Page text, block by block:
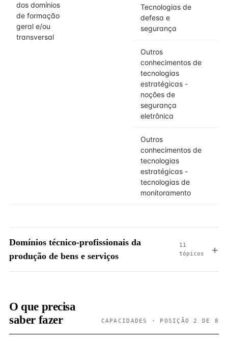
dos domínios
de formação
geral e/ou
transversal
Tecnologias de
defesa e
segurança
Outros
conhecimentos de
tecnologias
estratégicas -
noções de
segurança
eletrônica
Outros
conhecimentos de
tecnologias
estratégicas -
tecnologias de
monitoramento
Domínios técnico-profissionais da
produção de bens e serviços
11
tópicos
O que precisa
saber fazer
CAPACIDADES · POSIÇÃO 2 DE 8